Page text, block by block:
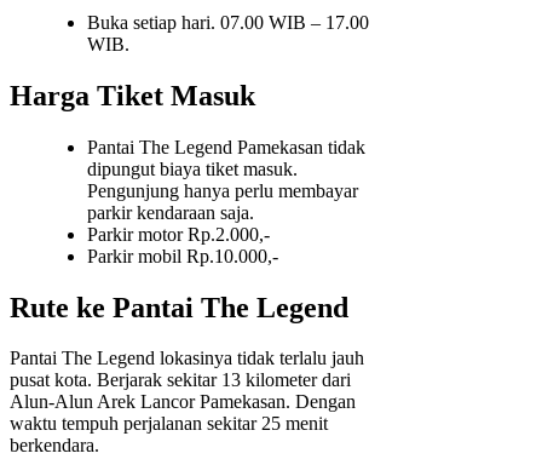
Buka setiap hari. 07.00 WIB – 17.00
WIB.
Harga Tiket Masuk
Pantai The Legend Pamekasan tidak
dipungut biaya tiket masuk.
Pengunjung hanya perlu membayar
parkir kendaraan saja.
Parkir motor Rp.2.000,-
Parkir mobil Rp.10.000,-
Rute ke Pantai The Legend
Pantai The Legend lokasinya tidak terlalu jauh
pusat kota. Berjarak sekitar 13 kilometer dari
Alun-Alun Arek Lancor Pamekasan. Dengan
waktu tempuh perjalanan sekitar 25 menit
berkendara.